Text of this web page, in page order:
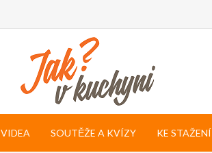
VIDEA SOUTĚŽE A KVÍZY KE STAŽENÍ